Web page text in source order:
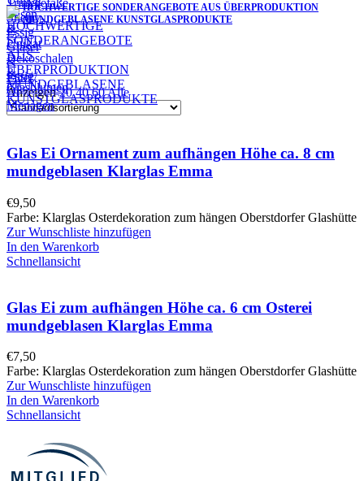
HOCHWERTIGE SONDERANGEBOTE AUS ÜBERPRODUKTION
MUNDGEBLASENE KUNSTGLASPRODUKTE
Filter
Anzeigen204060Alle
Glas Ei Ornament zum aufhängen Höhe ca. 8 cm
mundgeblasen Klarglas Emma
€9,50
Farbe: Klarglas Osterdekoration zum hängen Oberstdorfer Glashütte
Zur Wunschliste hinzufügen
In den Warenkorb
Schnellansicht
Glas Ei zum aufhängen Höhe ca. 6 cm Osterei
mundgeblasen Klarglas Emma
€7,50
Farbe: Klarglas Osterdekoration zum hängen Oberstdorfer Glashütte
Zur Wunschliste hinzufügen
In den Warenkorb
Schnellansicht